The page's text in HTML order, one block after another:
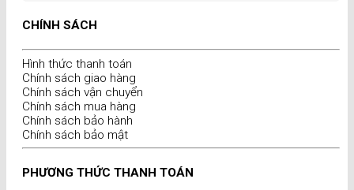
CHÍNH SÁCH
Hình thức thanh toán
Chính sách giao hàng
Chính sách vận chuyển
Chính sách mua hàng
Chính sách bảo hành
Chính sách bảo mật
PHƯƠNG THỨC THANH TOÁN